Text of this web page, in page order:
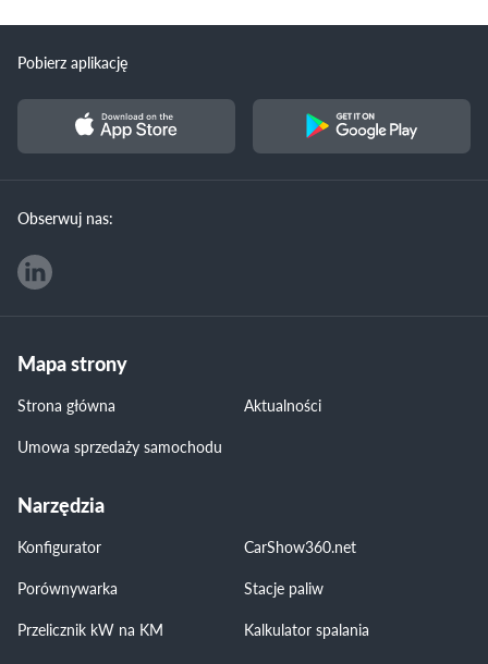
Pobierz aplikację
Obserwuj nas:
Mapa strony
Strona główna
Aktualności
Umowa sprzedaży samochodu
Narzędzia
Konfigurator
CarShow360.net
Porównywarka
Stacje paliw
Przelicznik kW na KM
Kalkulator spalania